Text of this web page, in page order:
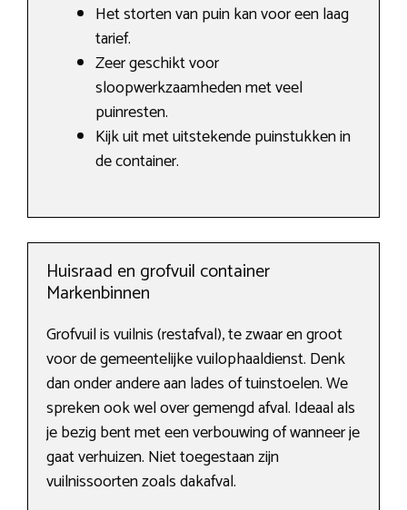
Het storten van puin kan voor een laag
tarief.
Zeer geschikt voor
sloopwerkzaamheden met veel
puinresten.
Kijk uit met uitstekende puinstukken in
de container.
Huisraad en grofvuil container
Markenbinnen
Grofvuil is vuilnis (restafval), te zwaar en groot
voor de gemeentelijke vuilophaaldienst. Denk
dan onder andere aan lades of tuinstoelen. We
spreken ook wel over gemengd afval. Ideaal als
je bezig bent met een verbouwing of wanneer je
gaat verhuizen. Niet toegestaan zijn
vuilnissoorten zoals dakafval.